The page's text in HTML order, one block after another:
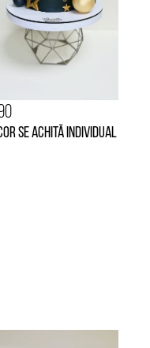
se achită individual